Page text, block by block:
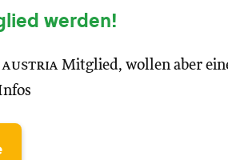
werden!
austria Mitglied, wollen aber